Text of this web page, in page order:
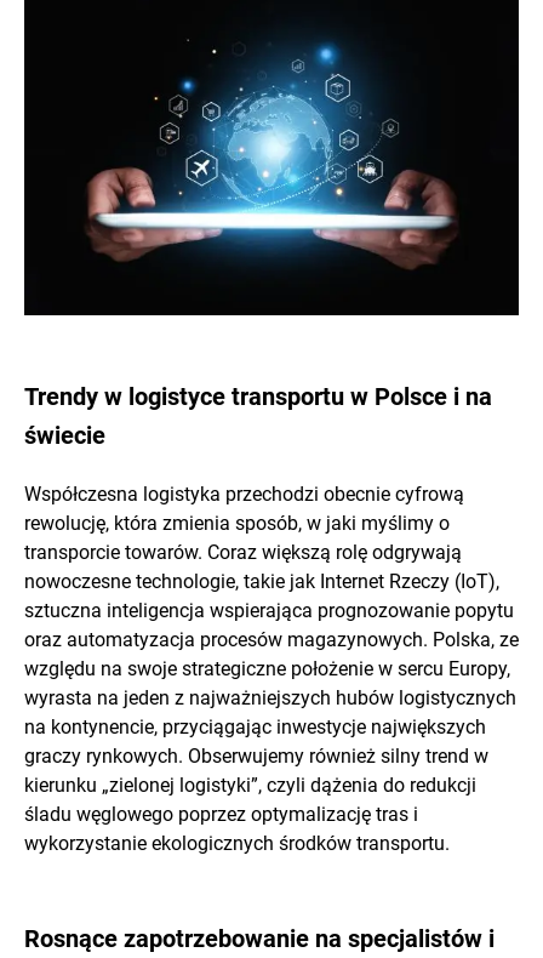
Trendy w logistyce transportu w Polsce i na
świecie
Współczesna logistyka przechodzi obecnie cyfrową
rewolucję, która zmienia sposób, w jaki myślimy o
transporcie towarów. Coraz większą rolę odgrywają
nowoczesne technologie, takie jak Internet Rzeczy (IoT),
sztuczna inteligencja wspierająca prognozowanie popytu
oraz automatyzacja procesów magazynowych. Polska, ze
względu na swoje strategiczne położenie w sercu Europy,
wyrasta na jeden z najważniejszych hubów logistycznych
na kontynencie, przyciągając inwestycje największych
graczy rynkowych. Obserwujemy również silny trend w
kierunku „zielonej logistyki”, czyli dążenia do redukcji
śladu węglowego poprzez optymalizację tras i
wykorzystanie ekologicznych środków transportu.
Rosnące zapotrzebowanie na specjalistów i